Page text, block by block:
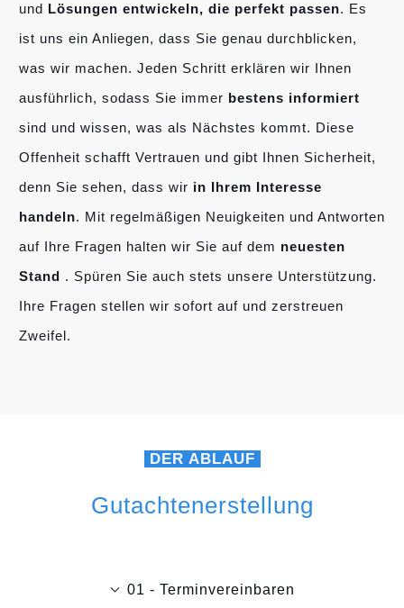
und Lösungen entwickeln, die perfekt passen. Es
ist uns ein Anliegen, dass Sie genau durchblicken,
was wir machen. Jeden Schritt erklären wir Ihnen
ausführlich, sodass Sie immer bestens informiert
sind und wissen, was als Nächstes kommt. Diese
Offenheit schafft Vertrauen und gibt Ihnen Sicherheit,
denn Sie sehen, dass wir in Ihrem Interesse
handeln. Mit regelmäßigen Neuigkeiten und Antworten
auf Ihre Fragen halten wir Sie auf dem neuesten
Stand . Spüren Sie auch stets unsere Unterstützung.
Ihre Fragen stellen wir sofort auf und zerstreuen
Zweifel.
DER ABLAUF
Gutachtenerstellung
01 - Terminvereinbaren